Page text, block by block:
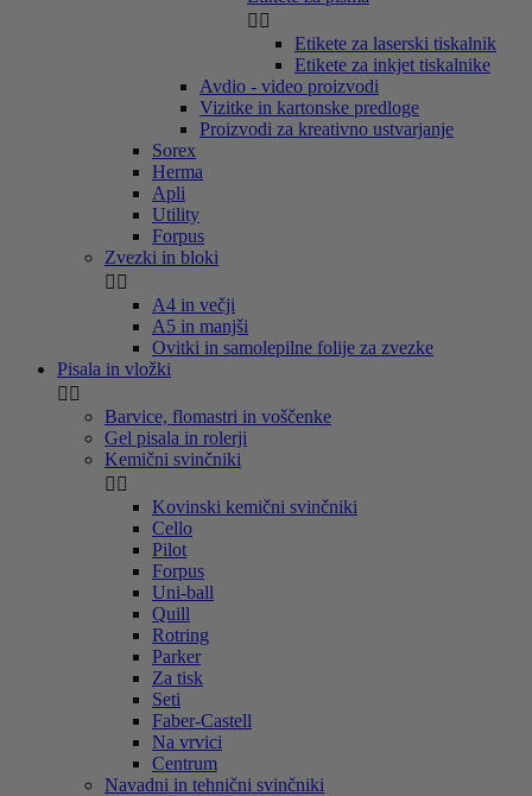
 
Etikete za laserski tiskalnik
Etikete za inkjet tiskalnike
Avdio - video proizvodi
Vizitke in kartonske predloge
Proizvodi za kreativno ustvarjanje
Sorex
Herma
Apli
Utility
Forpus
Zvezki in bloki
 
A4 in večji
A5 in manjši
Ovitki in samolepilne folije za zvezke
Pisala in vložki
 
Barvice, flomastri in voščenke
Gel pisala in rolerji
Kemični svinčniki
 
Kovinski kemični svinčniki
Cello
Pilot
Forpus
Uni-ball
Quill
Rotring
Parker
Za tisk
Seti
Faber-Castell
Na vrvici
Centrum
Navadni in tehnični svinčniki